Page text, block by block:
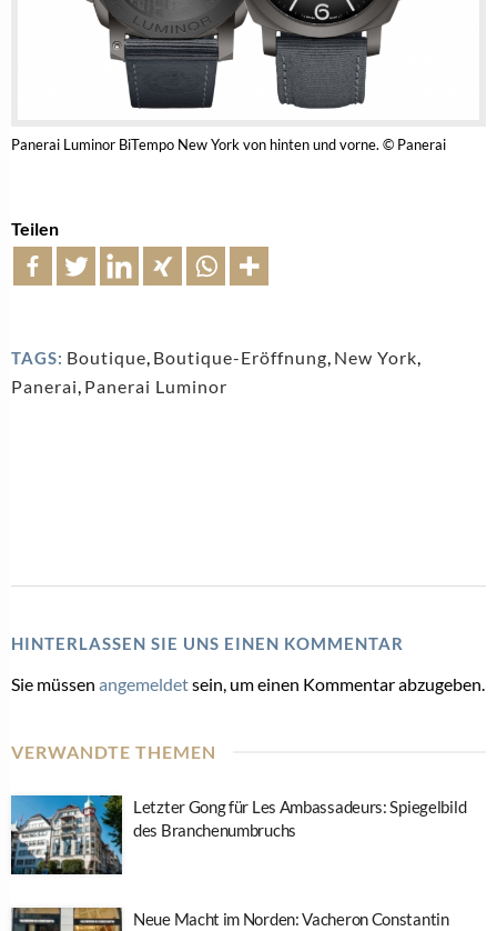
Panerai Luminor BiTempo New York von hinten und vorne. © Panerai
Teilen
TAGS: Boutique, Boutique-Eröffnung, New York,
Panerai, Panerai Luminor
HINTERLASSEN SIE UNS EINEN KOMMENTAR
Sie müssen angemeldetsein, um einen Kommentar abzugeben.
VERWANDTE THEMEN
Letzter Gong für Les Ambassadeurs: Spiegelbild
des Branchenumbruchs
Neue Macht im Norden: Vacheron Constantin